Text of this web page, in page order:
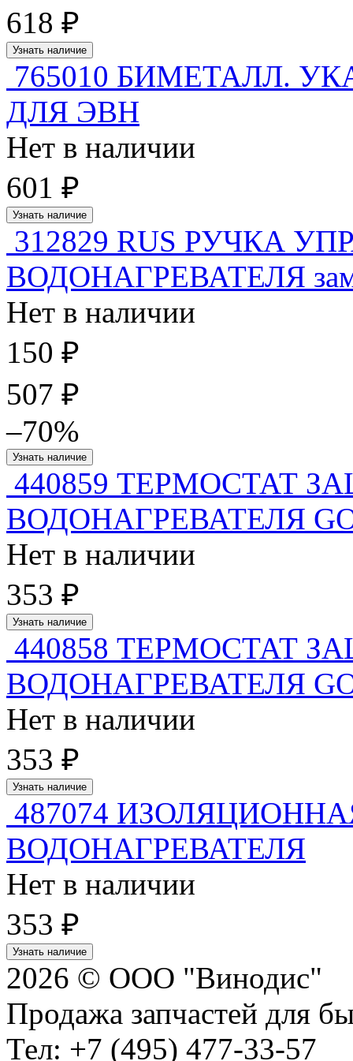
618 ₽
Узнать наличие
765010 БИМЕТАЛЛ.
ДЛЯ ЭВН
Нет в наличии
601 ₽
Узнать наличие
312829 RUS РУЧКА
ВОДОНАГРЕВАТЕЛЯ
Нет в наличии
150 ₽
507 ₽
–70%
Узнать наличие
440859 ТЕРМОСТАТ
ВОДОНАГРЕВАТЕЛЯ
Нет в наличии
353 ₽
Узнать наличие
440858 ТЕРМОСТАТ
ВОДОНАГРЕВАТЕЛЯ
Нет в наличии
353 ₽
Узнать наличие
487074
ВОДОНАГРЕВАТЕЛЯ
Нет в наличии
353 ₽
Узнать наличие
2026 © ООО "Винодис"
Продажа запчастей для
Тел: +7 (495) 477-33-57